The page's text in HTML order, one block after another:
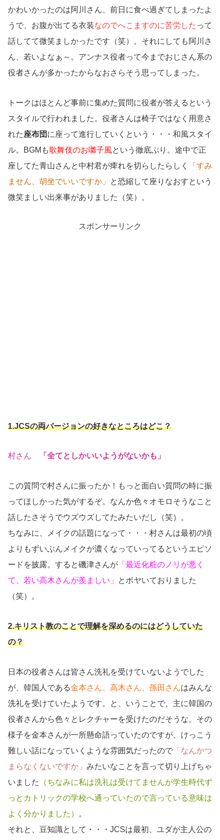
かわいかったのは阿川さん、前日に食べ過ぎてしまったよ
うで、お腹が出てる衣装なのでへこますのに苦労した って
話してて微笑ましかったです（笑）。それにしても阿川さ
ん、若いよなぁ～。アンナス役者って今までおじさん系の
役者さんが多かったからなおさらそう思ってしまった。
トークはほとんど事前に集めた質問に役者が答えるという
スタイルで行われました。役者さんは椅子ではなく用意さ
れた座布団 に座って進行していくという・・・和風スタイ
ル。BGMも歌舞伎のお囃子風という徹底ぶり。途中で正
座してた青山さんと中村君が痺れを切らしたらしく
「すみ
ません、胡坐でいいですか」
と恐縮して座りなおすという
微笑ましい出来事がありました（笑）。
スポンサーリンク
1.JCSの両バージョンの好きなところはどこ？
村さん 「全てとしかいいようがないかも」
この質問で村さんに振ったか！もっと面白い質問の時に振
ってほしかった気がするぞ。なんか色々オモロそうなこと
話したさそうでウズウズしてたみたいだし（笑）。
ちなみに、メイクの話題になって・・・村さんは最初の頃
よりもずいぶんメイクが濃くなっていってるというエピソ
ードを披露。すると磯津さんが 「最近化粧のノリが悪く
て、若い高木さんが羨ましい」
とボヤいておりました
（笑）。
2.キリスト教のことで理解を深めるのにはどうしていた
の？
日本の役者さんは皆さん洗礼を受けていないようでした
が、韓国人である金本さん、高木さん、孫田さんはみんな
洗礼を受けていたようです。と、いうことで、主に韓国の
役者さんから色々とレクチャーを受けたのだそうな。その
様子を金本さんが一所懸命語っていたのですが、けっこう
難しい話になっていくような雰囲気だったので 「なんかつ
まらなくないですか」 みたいなことを言って切り上げちゃ
いました
（ちなみに私は洗礼は受けてませんが学生時代ず
っとカトリックの学校へ通っていたので言っている意味は
よく分かりました）
。
それと、豆知識として・・・JCSは最初、ユダが主人公の